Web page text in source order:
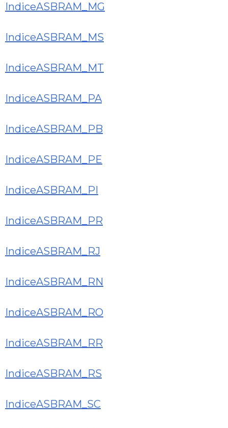
IndiceASBRAM_MG
IndiceASBRAM_MS
IndiceASBRAM_MT
IndiceASBRAM_PA
IndiceASBRAM_PB
IndiceASBRAM_PE
IndiceASBRAM_PI
IndiceASBRAM_PR
IndiceASBRAM_RJ
IndiceASBRAM_RN
IndiceASBRAM_RO
IndiceASBRAM_RR
IndiceASBRAM_RS
IndiceASBRAM_SC